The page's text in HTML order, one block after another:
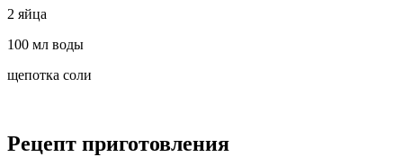
2 яйца
100 мл воды
щепотка соли
Рецепт приготовления